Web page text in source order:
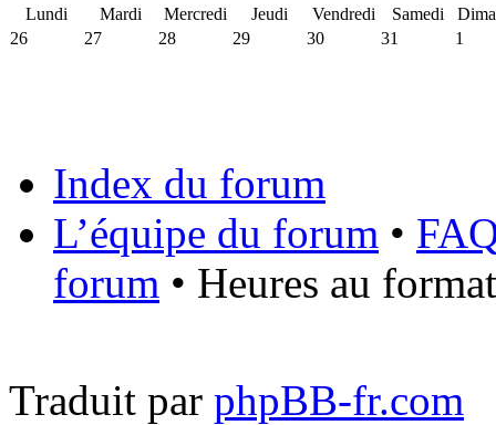
Lundi Mardi Mercredi Jeudi Vendredi Samedi
26
27 28 29 30 31 1
Index du forum
L’équipe du forum •
forum • Heures au
Traduit par phpBB-fr.com